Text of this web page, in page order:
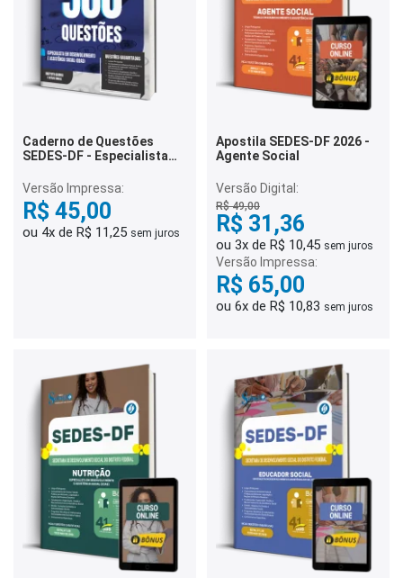
Caderno de Questões
SEDES-DF - Especialista
Assistência Social (EDAS) -
500 Questões Gabaritadas
Versão Impressa:
R$ 45,00
ou 4x de R$ 11,25 sem juros
Apostila SEDES-DF 2026 -
Agente Social
Versão Digital:
R$ 49,00
R$ 31,36
ou 3x de R$ 10,45 sem juros
Versão Impressa:
R$ 65,00
ou 6x de R$ 10,83 sem juros